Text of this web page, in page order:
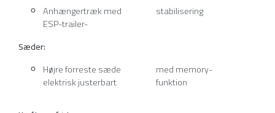
Anhængertræk med
ESP-trailer-
stabilisering
Sæder:
Højre forreste sæde
elektrisk justerbart
med memory-
funktion